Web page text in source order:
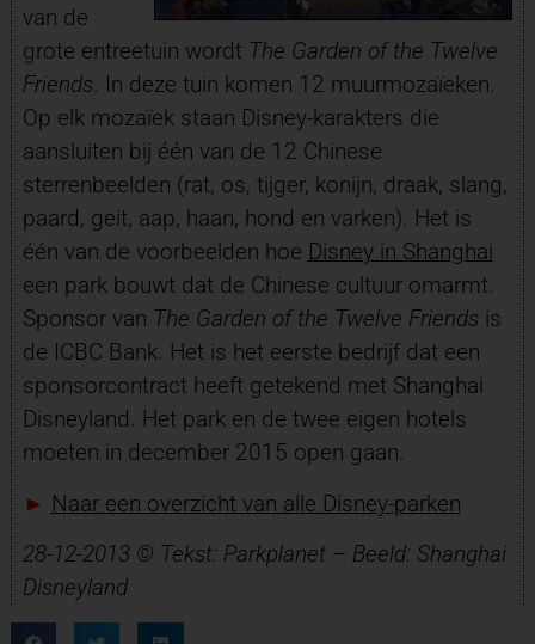
van de
grote entreetuin wordt The Garden of the Twelve
Friends. In deze tuin komen 12 muurmozaïeken.
Op elk mozaïek staan Disney-karakters die
aansluiten bij één van de 12 Chinese
sterrenbeelden (rat, os, tijger, konijn, draak, slang,
paard, geit, aap, haan, hond en varken). Het is
één van de voorbeelden hoe Disney in Shanghai
een park bouwt dat de Chinese cultuur omarmt.
Sponsor van The Garden of the Twelve Friendsis
de ICBC Bank. Het is het eerste bedrijf dat een
sponsorcontract heeft getekend met Shanghai
Disneyland. Het park en de twee eigen hotels
moeten in december 2015 open gaan.
► Naar een overzicht van alle Disney-parken
28-12-2013 © Tekst: Parkplanet – Beeld: Shanghai
Disneyland